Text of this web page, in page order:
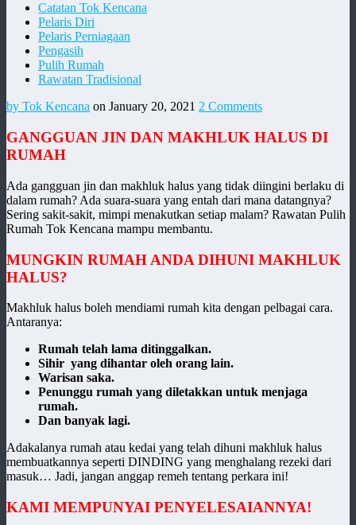
Catatan Tok Kencana
Pelaris Diri
Pelaris Perniagaan
Pengasih
Pulih Rumah
Rawatan Tradisional
by Tok Kencana on January 20, 2021 2 Comments
GANGGUAN JIN DAN MAKHLUK HALUS DI
RUMAH
Ada gangguan jin dan makhluk halus yang tidak diingini berlaku di
dalam rumah? Ada suara-suara yang entah dari mana datangnya?
Sering sakit-sakit, mimpi menakutkan setiap malam? Rawatan Pulih
Rumah Tok Kencana mampu membantu.
MUNGKIN RUMAH ANDA DIHUNI MAKHLUK
HALUS?
Makhluk halus boleh mendiami rumah kita dengan pelbagai cara.
Antaranya:
Rumah telah lama ditinggalkan.
Sihir yang dihantar oleh orang lain.
Warisan saka.
Penunggu rumah yang diletakkan untuk menjaga
rumah.
Dan banyak lagi.
Adakalanya rumah atau kedai yang telah dihuni makhluk halus
membuatkannya seperti DINDING yang menghalang rezeki dari
masuk… Jadi, jangan anggap remeh tentang perkara ini!
KAMI MEMPUNYAI PENYELESAIANNYA!